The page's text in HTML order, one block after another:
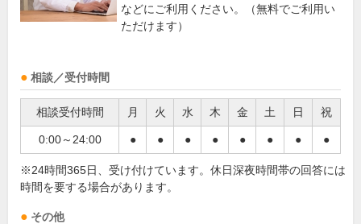
などにご利用ください。（無料でご利用い
ただけます）
相談／受付時間
相談受付時間 月 火 水 木 金 土 日 祝
0:00～24:00 ● ● ● ● ● ● ● ●
※24時間365日、受け付けています。休日深夜時間帯の回答には
時間を要する場合があります。
その他